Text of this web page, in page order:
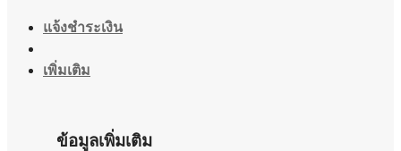
แจ้งชำระเงิน
เพิ่มเติม
ข้อมูลเพิ่มเติม